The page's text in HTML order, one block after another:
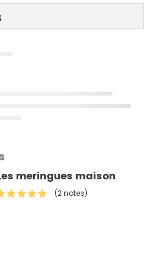
meringues maison
(2 notes)